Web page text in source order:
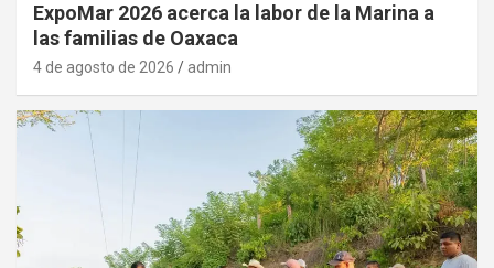
ExpoMar 2026 acerca la labor de la Marina a
las familias de Oaxaca
4 de agosto de 2026 admin